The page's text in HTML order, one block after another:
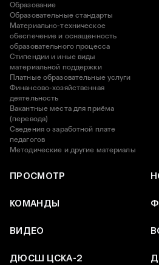
Образование
Образовательные стандарты
Материально-техническое
обеспечение и оснащенность
образовательного процесса
Стипендии и иные виды
материальной поддержки
Платные образовательные услуги
Финансово-хозяйственная
деятельность
Вакантные места для приёма
(перевода)
Сведения о заработной плате
педагогов
Методические и другие материалы
ПРОСМОТР
КОМАНДЫ
ВИДЕО
ДЮСШ ЦСКА-2